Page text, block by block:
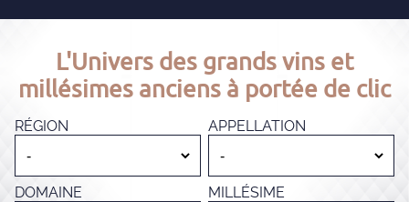
L'Univers des grands vins et
millésimes anciens à portée de clic
RÉGION APPELLATION
DOMAINE MILLÉSIME